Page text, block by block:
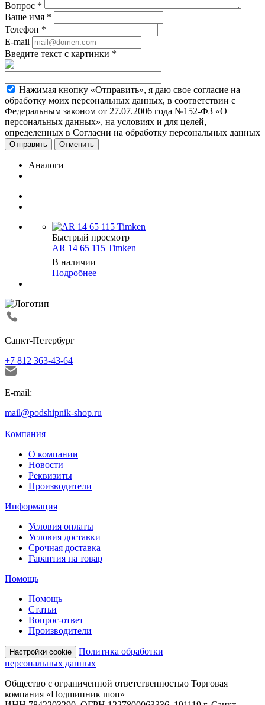
Вопрос *
Ваше имя *
Телефон *
E-mail
Введите текст с картинки *
Нажимая кнопку «Отправить», я даю свое согласие на
обработку моих персональных данных, в соответствии с
Федеральным законом от 27.07.2006 года №152-ФЗ «О
персональных данных», на условиях и для целей,
определенных в Согласии на обработку персональных данных
Отменить
Аналоги
Быстрый просмотр
AR 14 65 115 Timken
В наличии
Подробнее
Санкт-Петербург
+7 812 363-43-64
E-mail:
mail@podshipnik-shop.ru
Компания
О компании
Новости
Реквизиты
Производители
Информация
Условия оплаты
Условия доставки
Срочная доставка
Гарантия на товар
Помощь
Помощь
Статьи
Вопрос-ответ
Производители
Настройки cookie
Политика обработки
персональных данных
Общество с ограниченной ответственностью Торговая
компания «Подшипник шоп»